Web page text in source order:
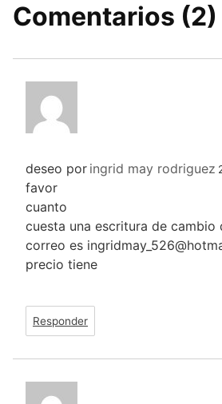
Comentarios (2)
ingrid may rodriguez
deseo por
favor
cuanto
cuesta una escritura de cambio
correo es
precio tiene
Responder